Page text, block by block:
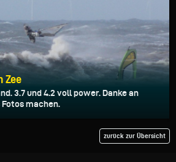
Zee
3.7 und 4.2 voll power. Danke an
machen.
zurück zur Übersicht